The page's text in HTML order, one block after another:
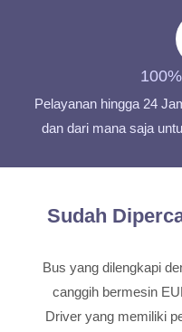
Pelayanan hingga 24
dan dari mana saja
Sudah
Bus yang dilengkapi
canggih bermesin
Driver yang memiliki